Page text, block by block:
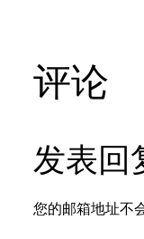
评论
发表回
您的邮箱地址不